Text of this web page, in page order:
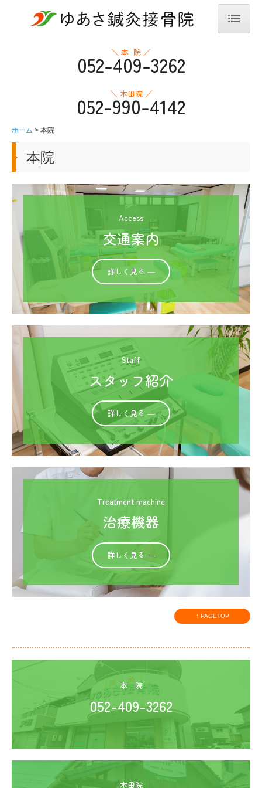
ゆあさ鍼灸接骨院について
交通案内
スタッフ紹介
治療機器
料金表
交通案内
スタッフ紹介
治療機器
交通事故治療
治療例
整体・カイロプラクティック治療
鍼灸治療
フットリフレクソロジー
美容鍼
フェイシャルエステ
＼ 本 院 ／
052-409-3262
＼ 木田院 ／
052-990-4142
ホーム 本院
本院
Access
交通案内
詳しく見る ―
Staff
スタッフ紹介
詳しく見る ―
Treatment machine
治療機器
詳しく見る ―
↑ PAGETOP
本　院
052-409-3262
木田院